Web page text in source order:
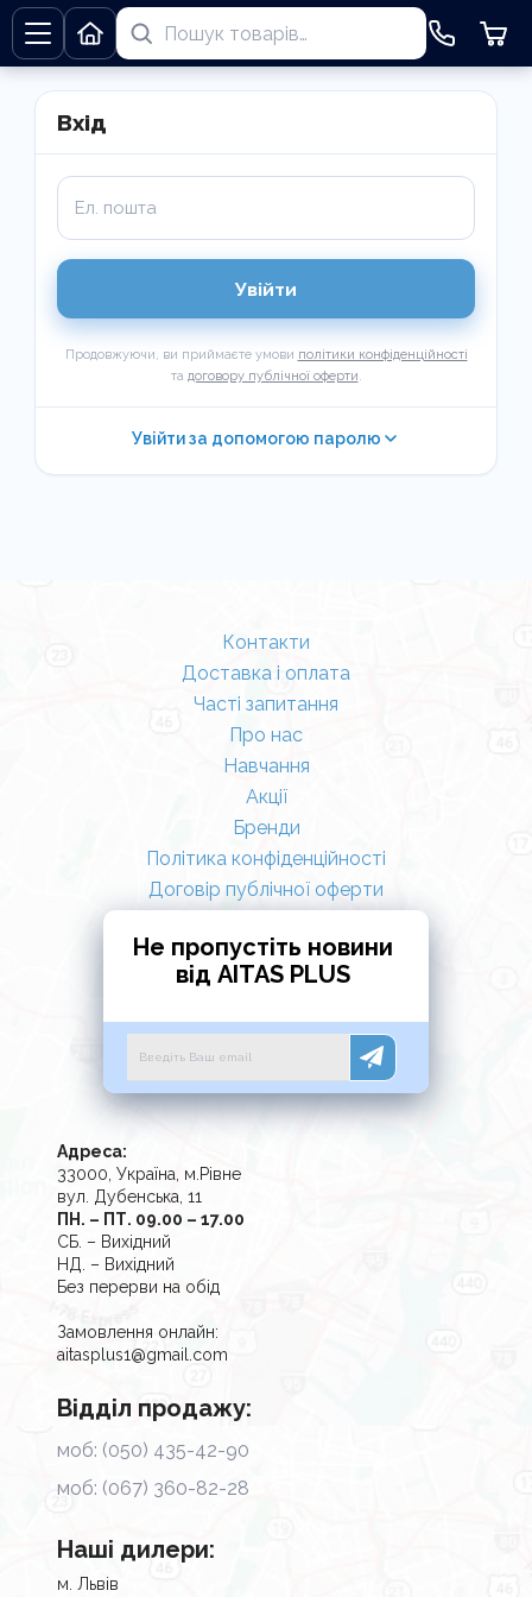
Вхід
Ел. пошта
Увійти
Продовжуючи, ви приймаєте умови політики конфіденційності
та договору публічної оферти.
Увійти за допомогою паролю
Контакти
Доставка і оплата
Часті запитання
Про нас
Навчання
Акції
Бренди
Політика конфіденційності
Договір публічної оферти
Не пропустіть новини
від AITAS PLUS
Адреса:
33000, Україна, м.Рівне
вул. Дубенська, 11
ПН. – ПТ. 09.00 – 17.00
СБ. – Вихідний
НД. – Вихідний
Без перерви на обід
Замовлення онлайн:
aitasplus1@gmail.com
Відділ продажу:
моб: (050) 435-42-90
моб: (067) 360-82-28
Наші дилери:
м. Львів